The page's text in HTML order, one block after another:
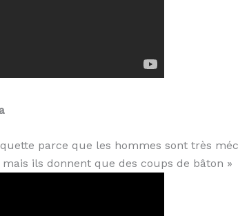
parce que les hommes sont très
ils donnent que des coups de bâton »